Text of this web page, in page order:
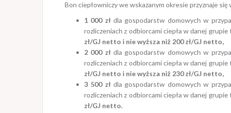
Bon ciepłowniczy we wskazanym okresie przyznaje się
1 000 złdla gospodarstw domowych w
rozliczeniach z odbiorcami ciepła w danej
zł/GJ netto i nie wyższa niż 200 zł/GJ netto,
2 000 złdla gospodarstw domowych w
rozliczeniach z odbiorcami ciepła w danej
zł/GJ netto i nie wyższa niż 230 zł/GJ netto,
3 500 złdla gospodarstw domowych w
rozliczeniach z odbiorcami ciepła w danej
zł/GJ netto.